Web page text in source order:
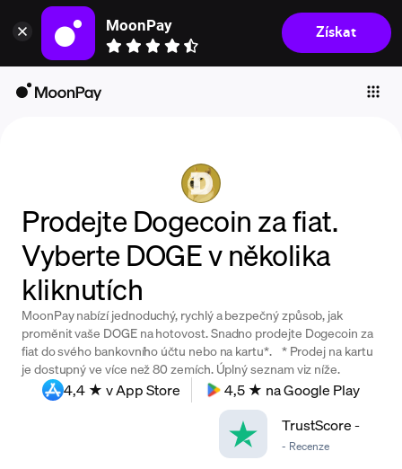
MoonPay
Získat
Individuals
Company
Crypto Prices
Learn
Support
Language
Prodejte Dogecoin za fiat.
Vyberte DOGE v několika
kliknutích
MoonPay nabízí jednoduchý, rychlý a bezpečný způsob, jak
proměnit vaše DOGE na hotovost. Snadno prodejte Dogecoin za
fiat do svého bankovního účtu nebo na kartu*. * Prodej na kartu
je dostupný ve více než 80 zemích. Úplný seznam viz níže.
4,4 ★ v App Store
4,5 ★ na Google Play
TrustScore-
- Recenze